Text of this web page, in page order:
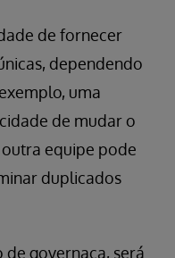
de fornecer
dependendo
uma
de mudar o
equipe pode
duplicados
de governaça, será